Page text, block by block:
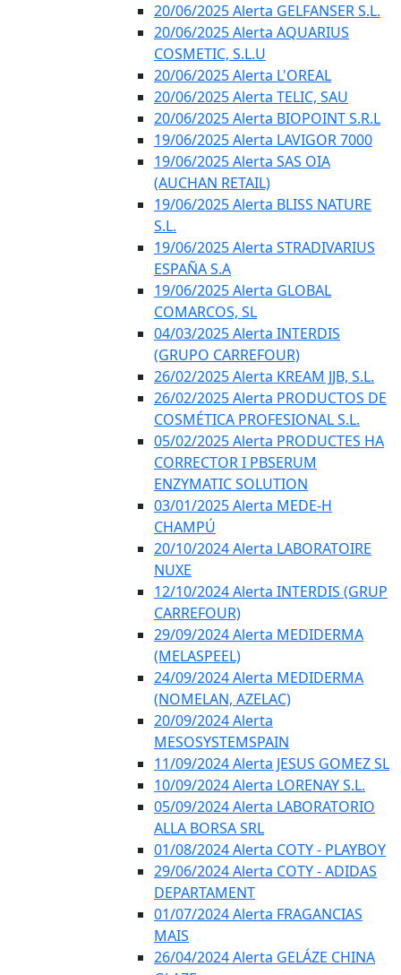
20/06/2025 Alerta GELFANSER S.L.
20/06/2025 Alerta AQUARIUS
COSMETIC, S.L.U
20/06/2025 Alerta L'OREAL
20/06/2025 Alerta TELIC, SAU
20/06/2025 Alerta BIOPOINT S.R.L
19/06/2025 Alerta LAVIGOR 7000
19/06/2025 Alerta SAS OIA
(AUCHAN RETAIL)
19/06/2025 Alerta BLISS NATURE
S.L.
19/06/2025 Alerta STRADIVARIUS
ESPAÑA S.A
19/06/2025 Alerta GLOBAL
COMARCOS, SL
04/03/2025 Alerta INTERDIS
(GRUPO CARREFOUR)
26/02/2025 Alerta KREAM JJB, S.L.
26/02/2025 Alerta PRODUCTOS DE
COSMÉTICA PROFESIONAL S.L.
05/02/2025 Alerta PRODUCTES HA
CORRECTOR I PBSERUM
ENZYMATIC SOLUTION
03/01/2025 Alerta MEDE-H
CHAMPÚ
20/10/2024 Alerta LABORATOIRE
NUXE
12/10/2024 Alerta INTERDIS (GRUP
CARREFOUR)
29/09/2024 Alerta MEDIDERMA
(MELASPEEL)
24/09/2024 Alerta MEDIDERMA
(NOMELAN, AZELAC)
20/09/2024 Alerta
MESOSYSTEMSPAIN
11/09/2024 Alerta JESUS GOMEZ SL
10/09/2024 Alerta LORENAY S.L.
05/09/2024 Alerta LABORATORIO
ALLA BORSA SRL
01/08/2024 Alerta COTY - PLAYBOY
29/06/2024 Alerta COTY - ADIDAS
DEPARTAMENT
01/07/2024 Alerta FRAGANCIAS
MAIS
26/04/2024 Alerta GELÁZE CHINA